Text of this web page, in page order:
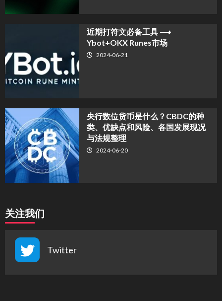
近期打符文必备工具 ⟶
Ybot+OKX Runes市场
2024-06-21
央行数位货币是什么？CBDC的种
类、优缺点和风险、各国发展现况
与法规整理
2024-06-20
关注我们
Twitter